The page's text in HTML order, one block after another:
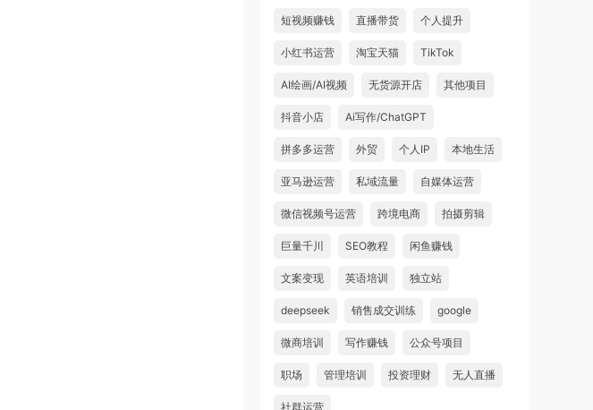
短视频赚钱 直播带货 个人提升
小红书运营 淘宝天猫 TikTok
AI绘画/AI视频 无货源开店 其他项目
抖音小店 Ai写作/ChatGPT
拼多多运营 外贸 个人IP 本地生活
亚马逊运营 私域流量 自媒体运营
微信视频号运营 跨境电商 拍摄剪辑
巨量千川 SEO教程 闲鱼赚钱
文案变现 英语培训 独立站
deepseek 销售成交训练 google
微商培训 写作赚钱 公众号项目
职场 管理培训 投资理财 无人直播
社群运营